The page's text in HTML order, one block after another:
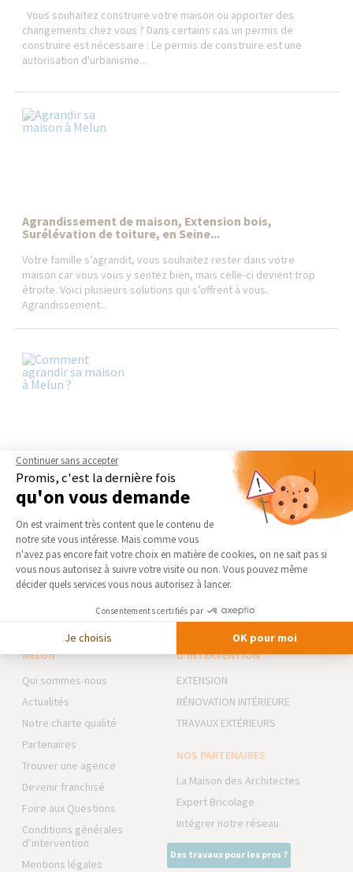
Vous souhaitez construire votre maison ou apporter des
changements chez vous ? Dans certains cas un permis de
construire est nécessaire : Le permis de construire est une
autorisation d'urbanisme...
Agrandissement de maison, Extension bois,
Surélévation de toiture, en Seine...
Votre famille s’agrandit, vous souhaitez rester dans votre
maison car vous vous y sentez bien, mais celle-ci devient trop
étroite. Voici plusieurs solutions qui s’offrent à vous.
Agrandissement...
Agrandissement de maison en Seine et Marne (77)
La famille s’agrandit, vous avez besoin d’espace supplémentaire
mais ne souhaitez pas déménager ? La Maison Des Travaux de
Melun est là pour vous aider à trouver les solutions les plus
avantageuses...
LA MAISON DES TRAVAUX 77 -
MELUN
Qui sommes-nous
Actualités
Notre charte qualité
Partenaires
Trouver une agence
Devenir franchisé
Foire aux Questions
Conditions générales
d’intervention
Mentions légales
NOS DOMAINES
D’INTERVENTION
EXTENSION
RÉNOVATION INTÉRIEURE
TRAVAUX EXTÉRIEURS
NOS PARTENAIRES
La Maison des Architectes
Expert Bricolage
Intégrer notre réseau
Des travaux pour les pros ?
Continuer sans accepter
Promis, c'est la dernière fois
qu'on vous demande
Plateforme de Gestion du
On est vraiment très content que le contenu de
notre site vous intéresse. Mais comme vous
n'avez pas encore fait votre choix en matière de cookies, on ne sait pas si
vous nous autorisez à suivre votre visite ou non. Vous pouvez même
décider quels services vous nous autorisez à lancer.
Consentements certifiés par
Je choisis OK pour moi
Axeptio consent